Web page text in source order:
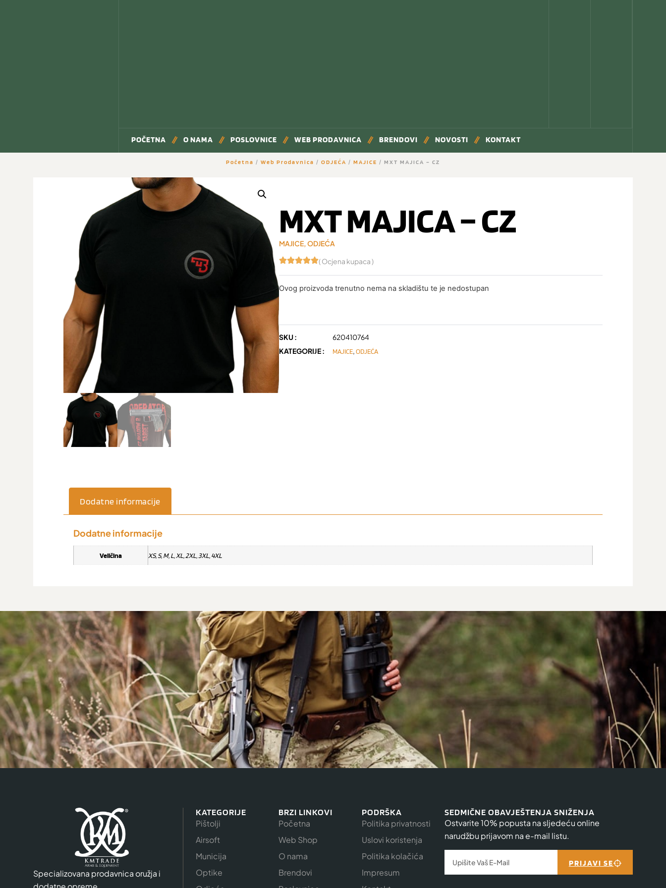
POČETNA O NAMA POSLOVNICE WEB PRODAVNICA BRENDOVI NOVOSTI KONTAKT
Početna / Web Prodavnica / ODJEĆA / MAJICE / MXT MAJICA – CZ
MXT MAJICA – CZ
MAJICE,ODJEĆA
( Ocjena kupaca )
Ovog proizvoda trenutno nema na skladištu te je nedostupan
SKU :
620410764
KATEGORIJE :
MAJICE,ODJEĆA
Dodatne informacije
Dodatne informacije
Veličina XS, S, M, L, XL, 2XL, 3XL, 4XL
Specializovana prodavnica oružja i
KATEGORIJE
Pištolji
Airsoft
Municija
Optike
BRZI LINKOVI
Početna
Web Shop
O nama
Brendovi
PODRŠKA
Politika privatnosti
Uslovi koristenja
Politika kolačića
Impresum
SEDMIČNE OBAVJEŠTENJA SNIŽENJA
Ostvarite 10% popusta na sljedeću online
narudžbu prijavom na e-mail listu.
PRIJAVI SE